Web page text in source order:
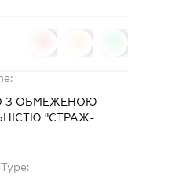
З ОБМЕЖЕНОЮ
"СТРАЖ-